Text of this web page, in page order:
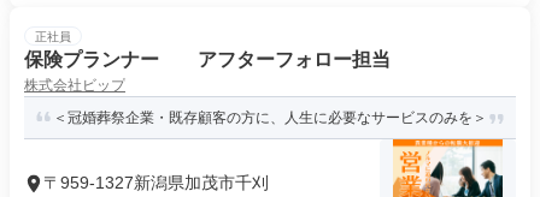
正社員
保険プランナー アフターフォロー担当
株式会社ビップ
＜冠婚葬祭企業・既存顧客の方に、人生に必要なサービスのみを＞
〒959-1327新潟県加茂市千刈